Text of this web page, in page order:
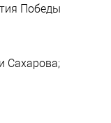
Победы
Сахарова;